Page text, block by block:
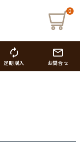
0
autorenew
定期購入
mail_outline
お問合せ